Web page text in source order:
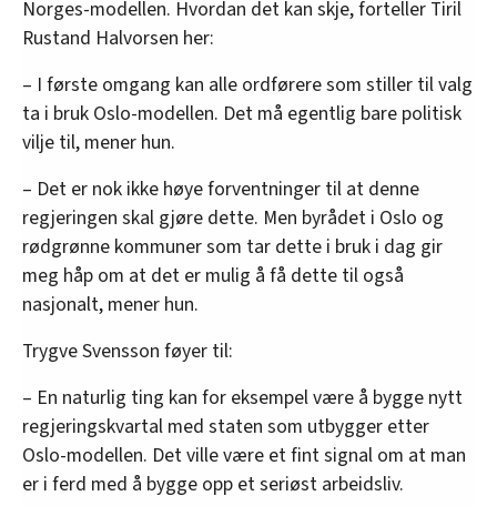
Norges-modellen. Hvordan det kan skje, forteller Tiril
Rustand Halvorsen her:
– I første omgang kan alle ordførere som stiller til valg
ta i bruk Oslo-modellen. Det må egentlig bare politisk
vilje til, mener hun.
– Det er nok ikke høye forventninger til at denne
regjeringen skal gjøre dette. Men byrådet i Oslo og
rødgrønne kommuner som tar dette i bruk i dag gir
meg håp om at det er mulig å få dette til også
nasjonalt, mener hun.
Trygve Svensson føyer til:
– En naturlig ting kan for eksempel være å bygge nytt
regjeringskvartal med staten som utbygger etter
Oslo-modellen. Det ville være et fint signal om at man
er i ferd med å bygge opp et seriøst arbeidsliv.